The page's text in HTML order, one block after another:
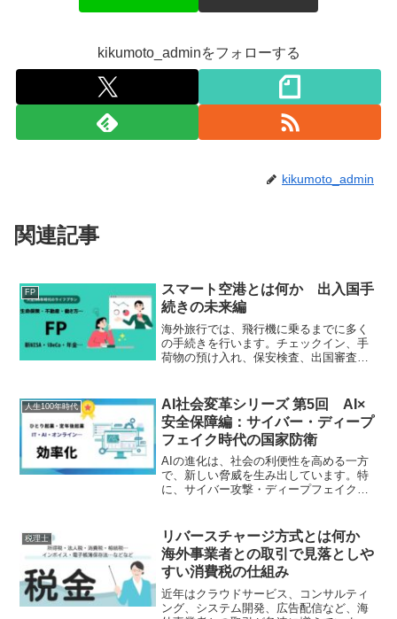
kikumoto_adminをフォローする
kikumoto_admin
関連記事
FP
スマート空港とは何か 出入国手
続きの未来編
海外旅行では、飛行機に乗るまでに多く
の手続きを行います。チェックイン、手
荷物の預け入れ、保安検査、出国審査な
デジタル技術によって効率化する「スマ
ート空港」が世界各地で広...
人生100年時代
AI社会変革シリーズ 第5回 AI×
安全保障編：サイバー・ディープ
フェイク時代の国家防衛
AIの進化は、社会の利便性を高める一方
で、新しい脅威を生み出しています。特
に、サイバー攻撃・ディープフェイク・
一般化した今、「AIそのものが暴走す
る」よりも、AIを悪...
税理士
リバースチャージ方式とは何か
海外事業者との取引で見落としや
すい消費税の仕組み
近年はクラウドサービス、コンサルティ
ング、システム開発、広告配信など、海